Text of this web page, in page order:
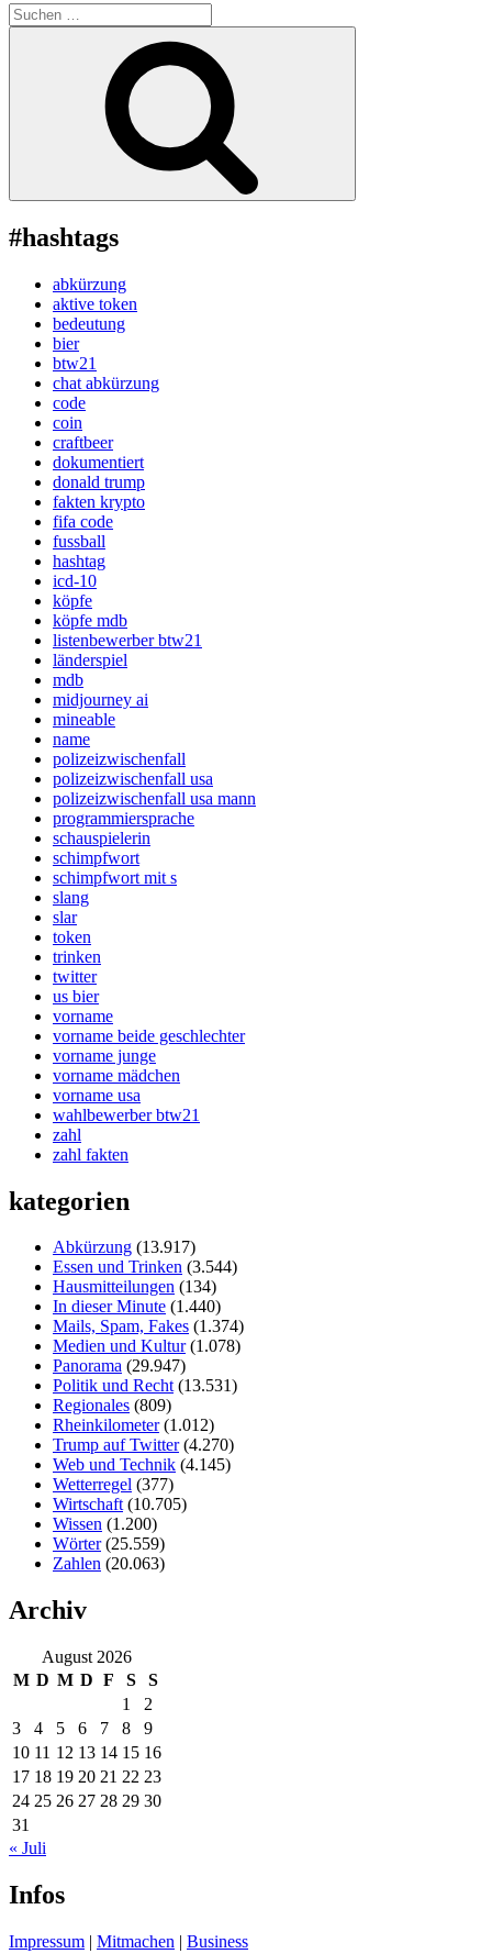
Suche
nach:
#hashtags
abkürzung
aktive token
bedeutung
bier
btw21
chat abkürzung
code
coin
craftbeer
dokumentiert
donald trump
fakten krypto
fifa code
fussball
hashtag
icd-10
köpfe
köpfe mdb
listenbewerber btw21
länderspiel
mdb
midjourney ai
mineable
name
polizeizwischenfall
polizeizwischenfall usa
polizeizwischenfall usa mann
programmiersprache
schauspielerin
schimpfwort
schimpfwort mit s
slang
slar
token
trinken
twitter
us bier
vorname
vorname beide geschlechter
vorname junge
vorname mädchen
vorname usa
wahlbewerber btw21
zahl
zahl fakten
kategorien
Abkürzung (13.917)
Essen und Trinken (3.544)
Hausmitteilungen (134)
In dieser Minute (1.440)
Mails, Spam, Fakes (1.374)
Medien und Kultur(1.078)
Panorama (29.947)
Politik und Recht(13.531)
Regionales (809)
Rheinkilometer(1.012)
Trump auf Twitter(4.270)
Web und Technik (4.145)
Wetterregel (377)
Wirtschaft(10.705)
Wissen (1.200)
Wörter(25.559)
Zahlen (20.063)
Archiv
August 2026
M D M D F S
S
1
2
3
4 5 6 7 8
9
10 11 12 13 14 15 16
17 18 19 20 21 22 23
24 25 26 27 28 29 30
31
« Juli
Infos
Impressum | Mitmachen | Business